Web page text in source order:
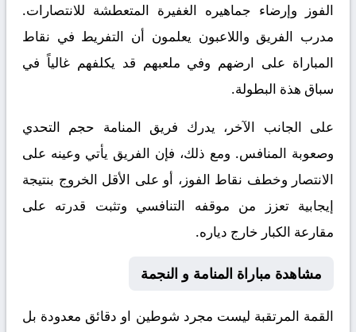
الفوز وإرضاء جماهيره الغفيرة المتعطشة للانتصارات.
مدرب الفريق واللاعبون يعلمون أن التفريط في نقاط
المباراة على ارضهم وفي ملعبهم قد يكلفهم غالياً في
سباق هذة البطولة.
على الجانب الآخر، يدرك فريق المنامة حجم التحدي
وصعوبة المنافس. ومع ذلك، فإن الفريق يأتي وعينه على
الانتصار وخطف نقاط الفوز، أو على الأقل الخروج بنتيجة
إيجابية تعزز من موقفه التنافسي وتثبت قدرته على
مقارعة الكبار خارج دياره.
مشاهدة مباراة المنامة و النجمة
القمة المرتقبة ليست مجرد شوطين او دقائق معدودة بل